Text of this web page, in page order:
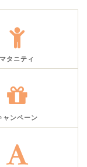
マタニティ
ャンペーン